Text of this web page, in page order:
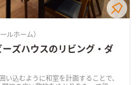
ルホーム）
ズハウスのリビング・ダ
い込むように和室を計画することで、